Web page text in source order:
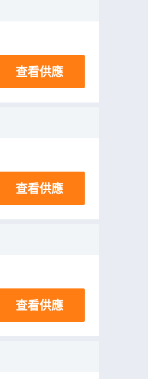
查看供應
查看供應
查看供應